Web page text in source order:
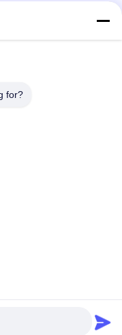
riduce
20A 20 tonnellate
for?